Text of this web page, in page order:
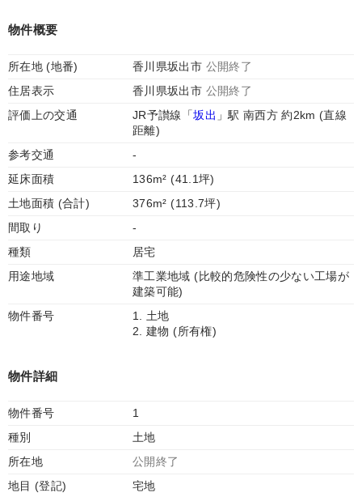
物件概要
所在地 (地番) 香川県坂出市 公開終了
住居表示
香川県坂出市 公開終了
評価上の交通
JR予讃線「坂出 」駅 南西方 約2km (直線
距離)
参考交通
-
延床面積
136m² (41.1坪)
土地面積 (合計)
376m² (113.7坪)
間取り
-
種類
居宅
用途地域
準工業地域 (比較的危険性の少ない工場が
建築可能)
物件番号
1. 土地
2. 建物 (所有権)
物件詳細
物件番号
1
種別
土地
所在地
公開終了
地目 (登記)
宅地